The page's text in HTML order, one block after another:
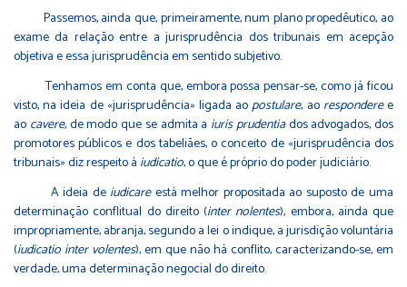
Passemos, ainda que, primeiramente, num plano propedêutico, ao
exame da relação entre a jurisprudência dos tribunais em acepção
objetiva e essa jurisprudência em sentido subjetivo.
Tenhamos em conta que, embora possa pensar-se, como já ficou
visto, na ideia de «jurisprudência» ligada aopostulare, ao responderee
ao cavere, de modo que se admita a iuris prudentiados advogados, dos
promotores públicos e dos tabeliães, o conceito de «jurisprudência dos
tribunais» diz respeito à iudicatio, o que é próprio do poder judiciário.
A ideia de iudicareestá melhor propositada ao suposto de uma
determinação conflitual do direito (inter nolentes), embora, ainda que
impropriamente, abranja, segundo a lei o indique, a jurisdição voluntária
(iudicatio inter volentes), em que não há conflito, caracterizando-se, em
verdade, uma determinação negocial do direito.